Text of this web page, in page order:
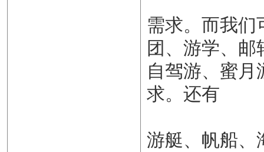
需求。而我们
团、游学、
自驾游、蜜
求。还有
游艇、帆船、